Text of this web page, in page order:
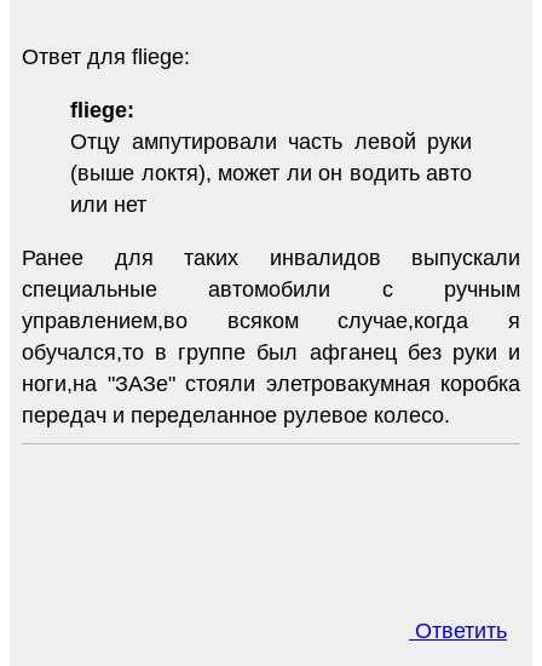
Ответ для fliege:
fliege:
Отцу ампутировали часть левой руки
(выше локтя), может ли он водить авто
или нет
Ранее для таких инвалидов выпускали
специальные автомобили с ручным
управлением,во всяком случае,когда я
обучался,то в группе был афганец без руки и
ноги,на "ЗАЗе" стояли элетровакумная коробка
передач и переделанное рулевое колесо.
Ответить